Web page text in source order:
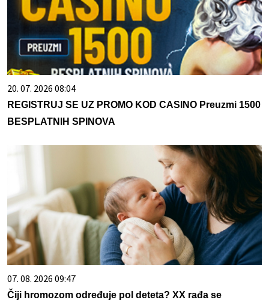
20. 07. 2026 08:04
REGISTRUJ SE UZ PROMO KOD CASINO Preuzmi 1500
BESPLATNIH SPINOVA
07. 08. 2026 09:47
Čiji hromozom određuje pol deteta? XX rađa se